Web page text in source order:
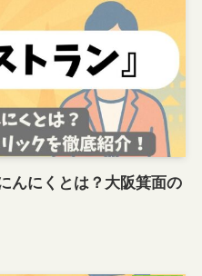
んにくとは？大阪箕面の